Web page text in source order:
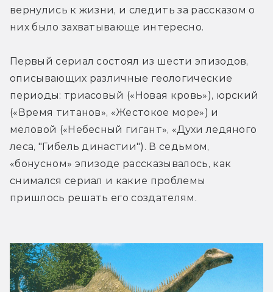
вернулись к жизни, и следить за рассказом о
них было захватывающе интересно.
Первый сериал состоял из шести эпизодов,
описывающих различные геологические
периоды: триасовый («Новая кровь»), юрский
(«Время титанов», «Жестокое море») и
меловой («Небесный гигант», «Духи ледяного
леса, "Гибель династии"). В седьмом,
«бонусном» эпизоде рассказывалось, как
снимался сериал и какие проблемы
пришлось решать его создателям.